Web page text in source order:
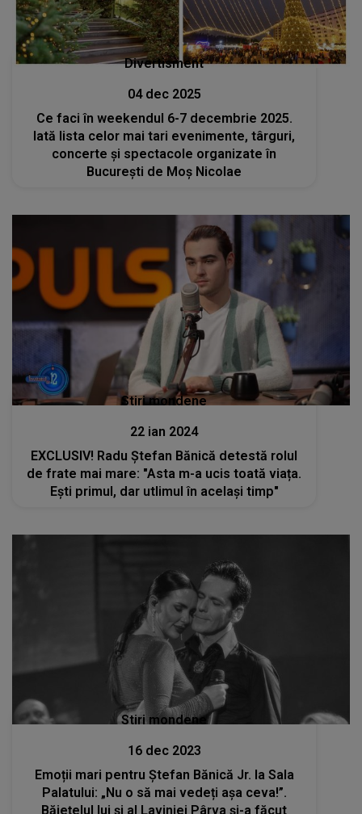
Divertisment
04 dec 2025
Ce faci în weekendul 6-7 decembrie 2025.
Iată lista celor mai tari evenimente, târguri,
concerte și spectacole organizate în
București de Moș Nicolae
Stiri mondene
22 ian 2024
EXCLUSIV! Radu Ștefan Bănică detestă rolul
de frate mai mare: "Asta m-a ucis toată viața.
Ești primul, dar utlimul în același timp"
Stiri mondene
16 dec 2023
Emoții mari pentru Ștefan Bănică Jr. la Sala
Palatului: „Nu o să mai vedeți așa ceva!”.
Băiețelul lui și al Laviniei Pârva și-a făcut